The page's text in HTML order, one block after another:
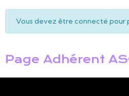
Vous devez être connecté pour
Page Adhérent